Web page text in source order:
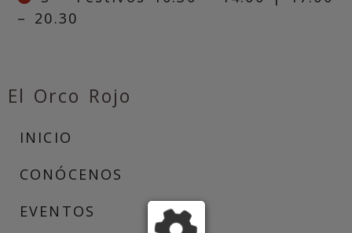
– 20.30
El Orco Rojo
INICIO
CONÓCENOS
EVENTOS